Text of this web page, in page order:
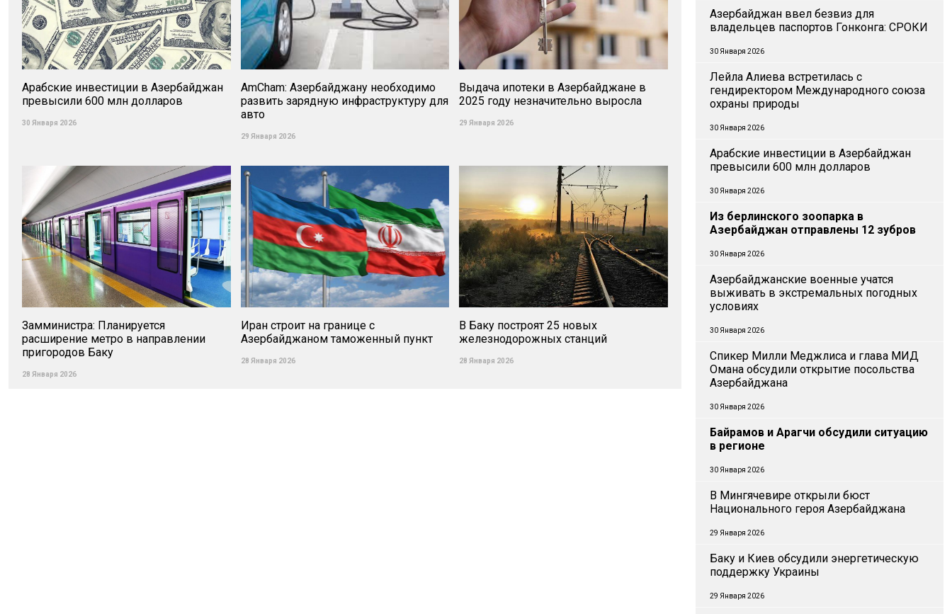
Арабские инвестиции в Азербайджан
превысили 600 млн долларов
30 Января 2026
AmCham: Азербайджану необходимо
развить зарядную инфраструктуру для
авто
29 Января 2026
Выдача ипотеки в Азербайджане в
2025 году незначительно выросла
29 Января 2026
Замминистра: Планируется
расширение метро в направлении
пригородов Баку
28 Января 2026
Иран строит на границе с
Азербайджаном таможенный пункт
28 Января 2026
В Баку построят 25 новых
железнодорожных станций
28 Января 2026
Азербайджан ввел безвиз для
владельцев паспортов Гонконга: СРОКИ
30 Января 2026
Лейла Алиева встретилась с
гендиректором Международного союза
охраны природы
30 Января 2026
Арабские инвестиции в Азербайджан
превысили 600 млн долларов
30 Января 2026
Из берлинского зоопарка в
Азербайджан отправлены 12 зубров
30 Января 2026
Азербайджанские военные учатся
выживать в экстремальных погодных
условиях
30 Января 2026
Спикер Милли Меджлиса и глава МИД
Омана обсудили открытие посольства
Азербайджана
30 Января 2026
Байрамов и Арагчи обсудили ситуацию
в регионе
30 Января 2026
В Мингячевире открыли бюст
Национального героя Азербайджана
29 Января 2026
Баку и Киев обсудили энергетическую
поддержку Украины
29 Января 2026